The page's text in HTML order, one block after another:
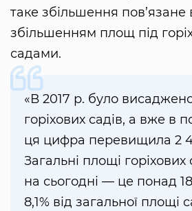
таке збільшення
збільшенням площ під
садами.
«В 2017 р. було
горіхових садів, а вже в
ця цифра перевищила 2
Загальні площі горіхових
на сьогодні — це понад
8,1% від загальної площі